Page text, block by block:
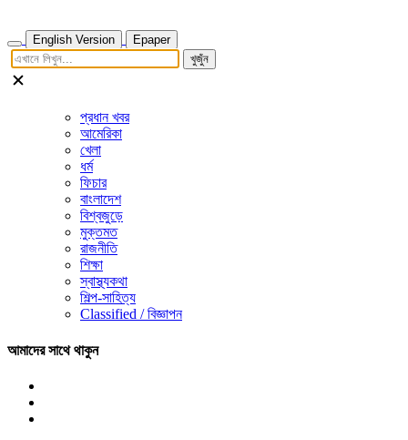
English Version
Epaper
খুজুঁন
প্রধান খবর
আমেরিকা
খেলা
ধর্ম
ফিচার
বাংলাদেশ
বিশ্বজুড়ে
মুক্তমত
রাজনীতি
শিক্ষা
স্বাস্থ্যকথা
শিল্প-সাহিত্য
Classified / বিজ্ঞাপন
আমাদের সাথে থাকুন